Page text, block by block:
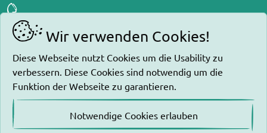
0800-2281200
Impressum
Datenschutz
Wir verwenden Cookies!
Diese Webseite nutzt Cookies um die Usability zu
verbessern. Diese Cookies sind notwendig um die
Funktion der Webseite zu garantieren.
Notwendige Cookies erlauben